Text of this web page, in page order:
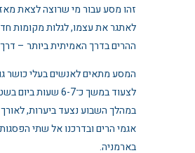
זהו מסע עבור מי שרוצה לצאת
לאתגר את עצמו, לגלות מקומות
ההרים בדרך האמיתית ביותר – דרך
המסע מתאים לאנשים בעלי כושר
לצעוד במשך כ־6-7 שעות ביום בשטח הררי.
במהלך השבוע נצעד ביערות,
אגמי הרים ובדרכנו אל שתי
בארמניה.